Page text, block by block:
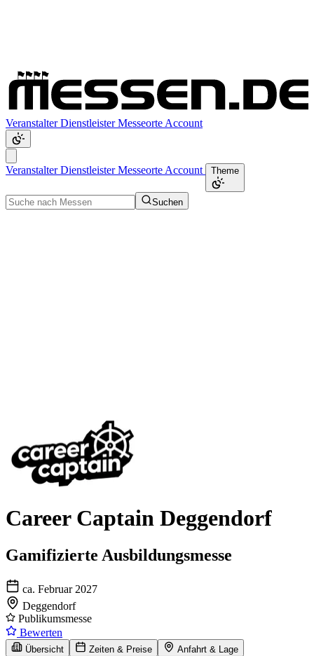
VeranstalterDienstleisterMesseorte Account
VeranstalterDienstleisterMesseorte Account Theme
Suchen
Career Captain Deggendorf
Gamifizierte Ausbildungsmesse
ca. Februar 2027
Deggendorf
Publikumsmesse
Bewerten
Übersicht Zeiten & Preise
Anfahrt & Lage